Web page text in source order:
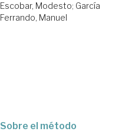
Escobar, Modesto; García
Ferrando, Manuel
Sobre el método